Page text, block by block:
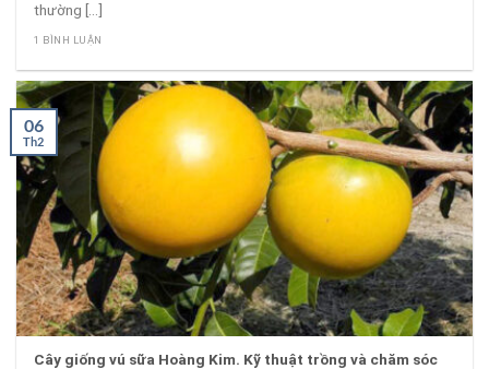
thường [...]
1 BÌNH LUẬN
Cây giống vú sữa Hoàng Kim. Kỹ thuật trồng và chăm sóc
06
Th2